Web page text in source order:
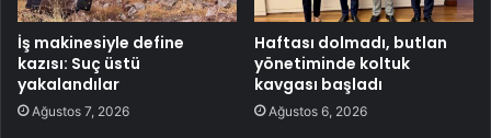
İş makinesiyle define
kazısı: Suç üstü
yakalandılar
Ağustos 7, 2026
Haftası dolmadı, butlan
yönetiminde koltuk
kavgası başladı
Ağustos 6, 2026